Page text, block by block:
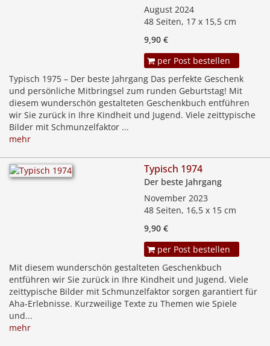
August 2024
48 Seiten, 17 x 15,5 cm
9,90 €
per Post bestellen
Typisch 1975 – Der beste Jahrgang Das perfekte Geschenk
und persönliche Mitbringsel zum runden Geburtstag! Mit
diesem wunderschön gestalteten Geschenkbuch entführen
wir Sie zurück in Ihre Kindheit und Jugend. Viele zeittypische
Bilder mit Schmunzelfaktor ...
mehr
Typisch 1974
Der beste Jahrgang
November 2023
48 Seiten, 16,5 x 15 cm
9,90 €
per Post bestellen
Mit diesem wunderschön gestalteten Geschenkbuch
entführen wir Sie zurück in Ihre Kindheit und Jugend. Viele
zeittypische Bilder mit Schmunzelfaktor sorgen garantiert für
Aha-Erlebnisse. Kurzweilige Texte zu Themen wie Spiele
und...
mehr